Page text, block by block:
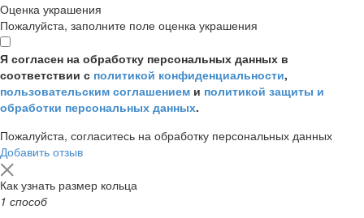
Оценка украшения
Пожалуйста, заполните поле оценка украшения
Я согласен на обработку персональных данных в
соответствии с политикой конфиденциальности,
пользовательским соглашением и политикой защиты и
обработки персональных данных.
Пожалуйста, согласитесь на обработку персональных данных
Добавить отзыв
Как узнать размер кольца
1 способ